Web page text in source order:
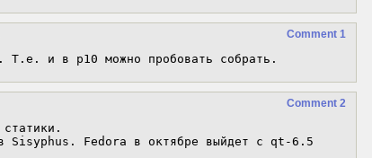
Comment 1
и в p10 можно пробовать собрать.
Comment 2
Sisyphus. Fedora в октябре выйдет с qt-6.5